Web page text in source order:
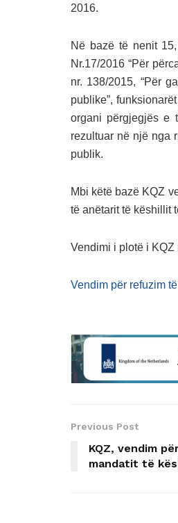
2016.
Në bazë të nenit
Nr.17/2016 “Për
nr. 138/2015, “Për
publike”,
organi përgjegjës e
rezultuar në një nga
publik.
Mbi këtë bazë KQZ
të anëtarit të këshillit
Vendimi i plotë i KQZ
Vendim për refuzim
Previous Post
KQZ, vendim
mandatit të